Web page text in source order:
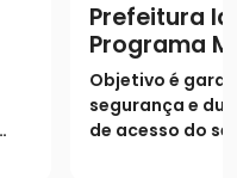
Prefeitura
Programa
Potência
Objetivo é
segurança e
de acesso do